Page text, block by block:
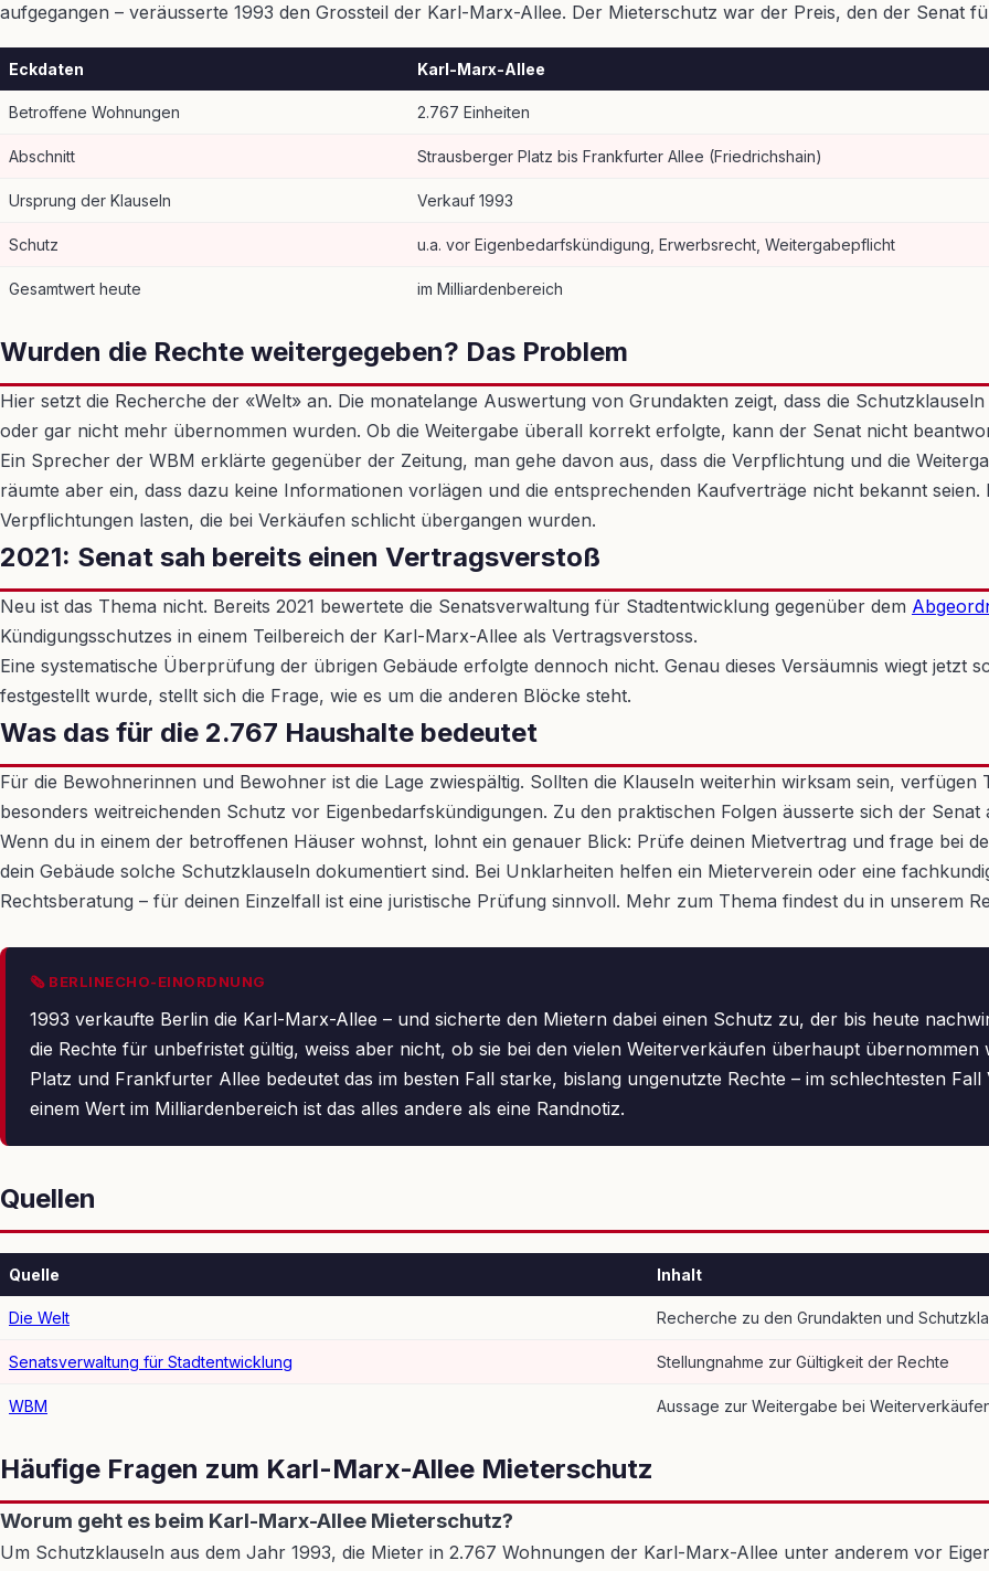
aufgegangen – veräusserte 1993 den Grossteil der Karl-Marx-Allee. Der Mieterschutz war der Preis, den der Senat
Eckdaten Karl-Marx-Allee
Betroffene Wohnungen 2.767 Einheiten
Abschnitt Strausberger Platz bis Frankfurter Allee (Friedrichshain)
Ursprung der Klauseln Verkauf 1993
Schutz u.a. vor Eigenbedarfskündigung, Erwerbsrecht, Weitergabepflicht
Gesamtwert heute im Milliardenbereich
Wurden die Rechte weitergegeben? Das Problem
Hier setzt die Recherche der «Welt» an. Die monatelange Auswertung von Grundakten zeigt, dass die
oder gar nicht mehr übernommen wurden. Ob die Weitergabe überall korrekt erfolgte, kann der Senat nicht
Ein Sprecher der WBM erklärte gegenüber der Zeitung, man gehe davon aus, dass die Verpflichtung und die
räumte aber ein, dass dazu keine Informationen vorlägen und die entsprechenden Kaufverträge nicht bekannt
Verpflichtungen lasten, die bei Verkäufen schlicht übergangen wurden.
2021: Senat sah bereits einen Vertragsverstoß
Neu ist das Thema nicht. Bereits 2021 bewertete die Senatsverwaltung für Stadtentwicklung gegenüber dem
Kündigungsschutzes in einem Teilbereich der Karl-Marx-Allee als Vertragsverstoss.
Eine systematische Überprüfung der übrigen Gebäude erfolgte dennoch nicht. Genau dieses Versäumnis wiegt jetzt
festgestellt wurde, stellt sich die Frage, wie es um die anderen Blöcke steht.
Was das für die 2.767 Haushalte bedeutet
Für die Bewohnerinnen und Bewohner ist die Lage zwiespältig. Sollten die Klauseln weiterhin wirksam sein,
besonders weitreichenden Schutz vor Eigenbedarfskündigungen. Zu den praktischen Folgen äusserte sich der Senat
Wenn du in einem der betroffenen Häuser wohnst, lohnt ein genauer Blick: Prüfe deinen Mietvertrag und frage bei
dein Gebäude solche Schutzklauseln dokumentiert sind. Bei Unklarheiten helfen ein Mieterverein oder eine
Rechtsberatung – für deinen Einzelfall ist eine juristische Prüfung sinnvoll. Mehr zum Thema findest du in unserem
🗞 BERLINECHO-EINORDNUNG
1993 verkaufte Berlin die Karl-Marx-Allee – und sicherte den Mietern dabei einen Schutz zu, der bis heute
die Rechte für unbefristet gültig, weiss aber nicht, ob sie bei den vielen Weiterverkäufen überhaupt
Platz und Frankfurter Allee bedeutet das im besten Fall starke, bislang ungenutzte Rechte – im schlechtesten
einem Wert im Milliardenbereich ist das alles andere als eine Randnotiz.
Quellen
Quelle Inhalt
Die Welt Recherche zu den Grundakten und
Senatsverwaltung für Stadtentwicklung Stellungnahme zur Gültigkeit der Rechte
WBM Aussage zur Weitergabe bei
Häufige Fragen zum Karl-Marx-Allee Mieterschutz
Worum geht es beim Karl-Marx-Allee Mieterschutz?
Um Schutzklauseln aus dem Jahr 1993, die Mieter in 2.767 Wohnungen der Karl-Marx-Allee unter anderem vor